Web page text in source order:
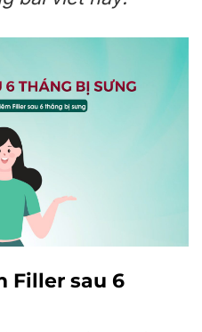
Filler sau 6